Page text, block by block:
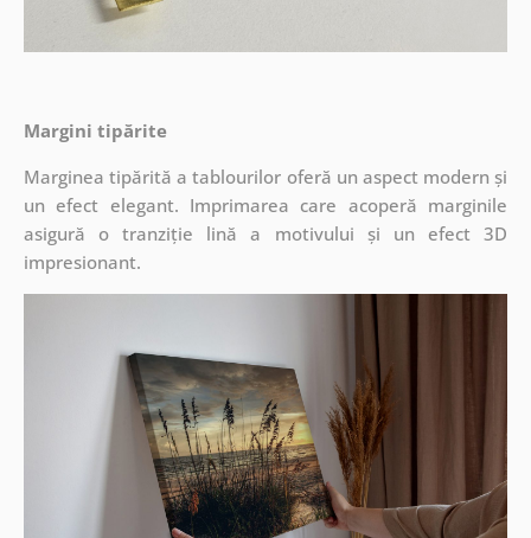
Margini tipărite
Marginea tipărită a tablourilor oferă un aspect modern și
un efect elegant. Imprimarea care acoperă marginile
asigură o tranziție lină a motivului și un efect 3D
impresionant.